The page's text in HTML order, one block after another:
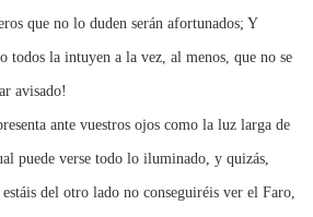
que no lo duden serán afortunados; Y
todos la intuyen a la vez, al menos, que no se
avisado!
ante vuestros ojos como la luz larga de
puede verse todo lo iluminado, y quizás,
estáis del otro lado no conseguiréis ver el Faro,